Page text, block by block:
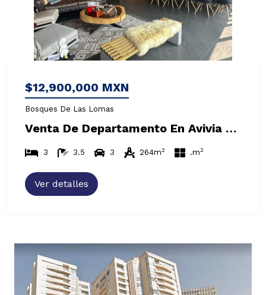
$12,900,000 MXN
Bosques De Las Lomas
Venta De Departamento En Avivia Bosques, Bosque De Las Lomas
3 3.5 3 264m2 .m2
Ver detalles